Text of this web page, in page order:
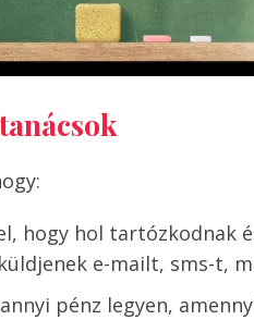
hogy hol tartózkodnak
e-mailt, sms-t,
pénz legyen,